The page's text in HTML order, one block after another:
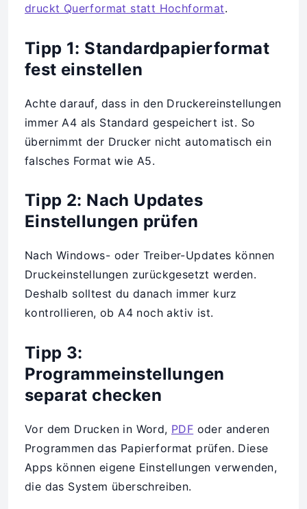
druckt Querformat statt Hochformat.
Tipp 1: Standardpapierformat
fest einstellen
Achte darauf, dass in den Druckereinstellungen
immer A4 als Standard gespeichert ist. So
übernimmt der Drucker nicht automatisch ein
falsches Format wie A5.
Tipp 2: Nach Updates
Einstellungen prüfen
Nach Windows- oder Treiber-Updates können
Druckeinstellungen zurückgesetzt werden.
Deshalb solltest du danach immer kurz
kontrollieren, ob A4 noch aktiv ist.
Tipp 3:
Programmeinstellungen
separat checken
Vor dem Drucken in Word, PDF oder anderen
Programmen das Papierformat prüfen. Diese
Apps können eigene Einstellungen verwenden,
die das System überschreiben.